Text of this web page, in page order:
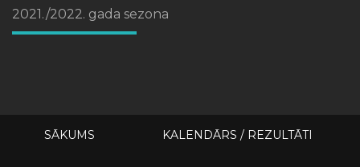
2021./2022. gada sezona
SĀKUMS KALENDĀRS / REZULTĀTI